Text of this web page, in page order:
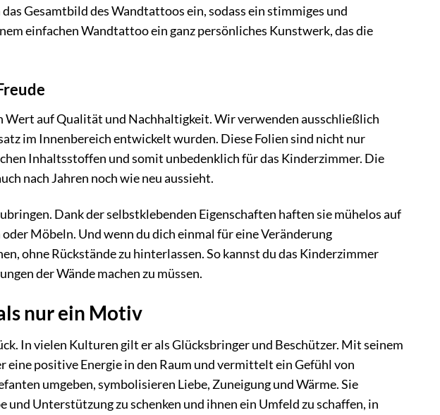
Gesamtbild des Wandtattoos ein, sodass ein stimmiges und
einfachen Wandtattoo ein ganz persönliches Kunstwerk, das die
auf Qualität und Nachhaltigkeit. Wir verwenden ausschließlich
im Innenbereich entwickelt wurden. Diese Folien sind nicht nur
Inhaltsstoffen und somit unbedenklich für das Kinderzimmer. Die
nach Jahren noch wie neu aussieht.
Dank der selbstklebenden Eigenschaften haften sie mühelos auf
Möbeln. Und wenn du dich einmal für eine Veränderung
ohne Rückstände zu hinterlassen. So kannst du das Kinderzimmer
der Wände machen zu müssen.
nur ein Motiv
In vielen Kulturen gilt er als Glücksbringer und Beschützer. Mit seinem
positive Energie in den Raum und vermittelt ein Gefühl von
umgeben, symbolisieren Liebe, Zuneigung und Wärme. Sie
Unterstützung zu schenken und ihnen ein Umfeld zu schaffen, in